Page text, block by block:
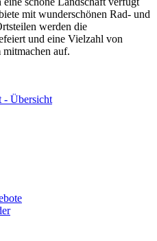
mit wunderschönen Rad- und
werden die
und eine Vielzahl von
auf.
- Übersicht